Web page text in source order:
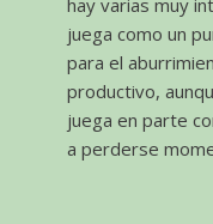
hay varias muy
juega como un
para el
productivo,
juega en parte
a perderse